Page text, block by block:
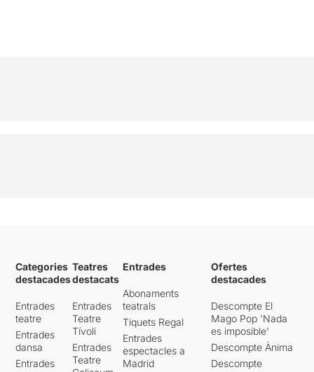
Categories
destacades
Entrades
teatre
Entrades
dansa
Entrades
Teatres
destacats
Entrades
Teatre
Tívoli
Entrades
Teatre
Entrades
Abonaments
teatrals
Tiquets Regal
Entrades
espectacles a
Madrid
Ofertes
destacades
Descompte El
Mago Pop 'Nada
es imposible'
Descompte Ànima
Descompte